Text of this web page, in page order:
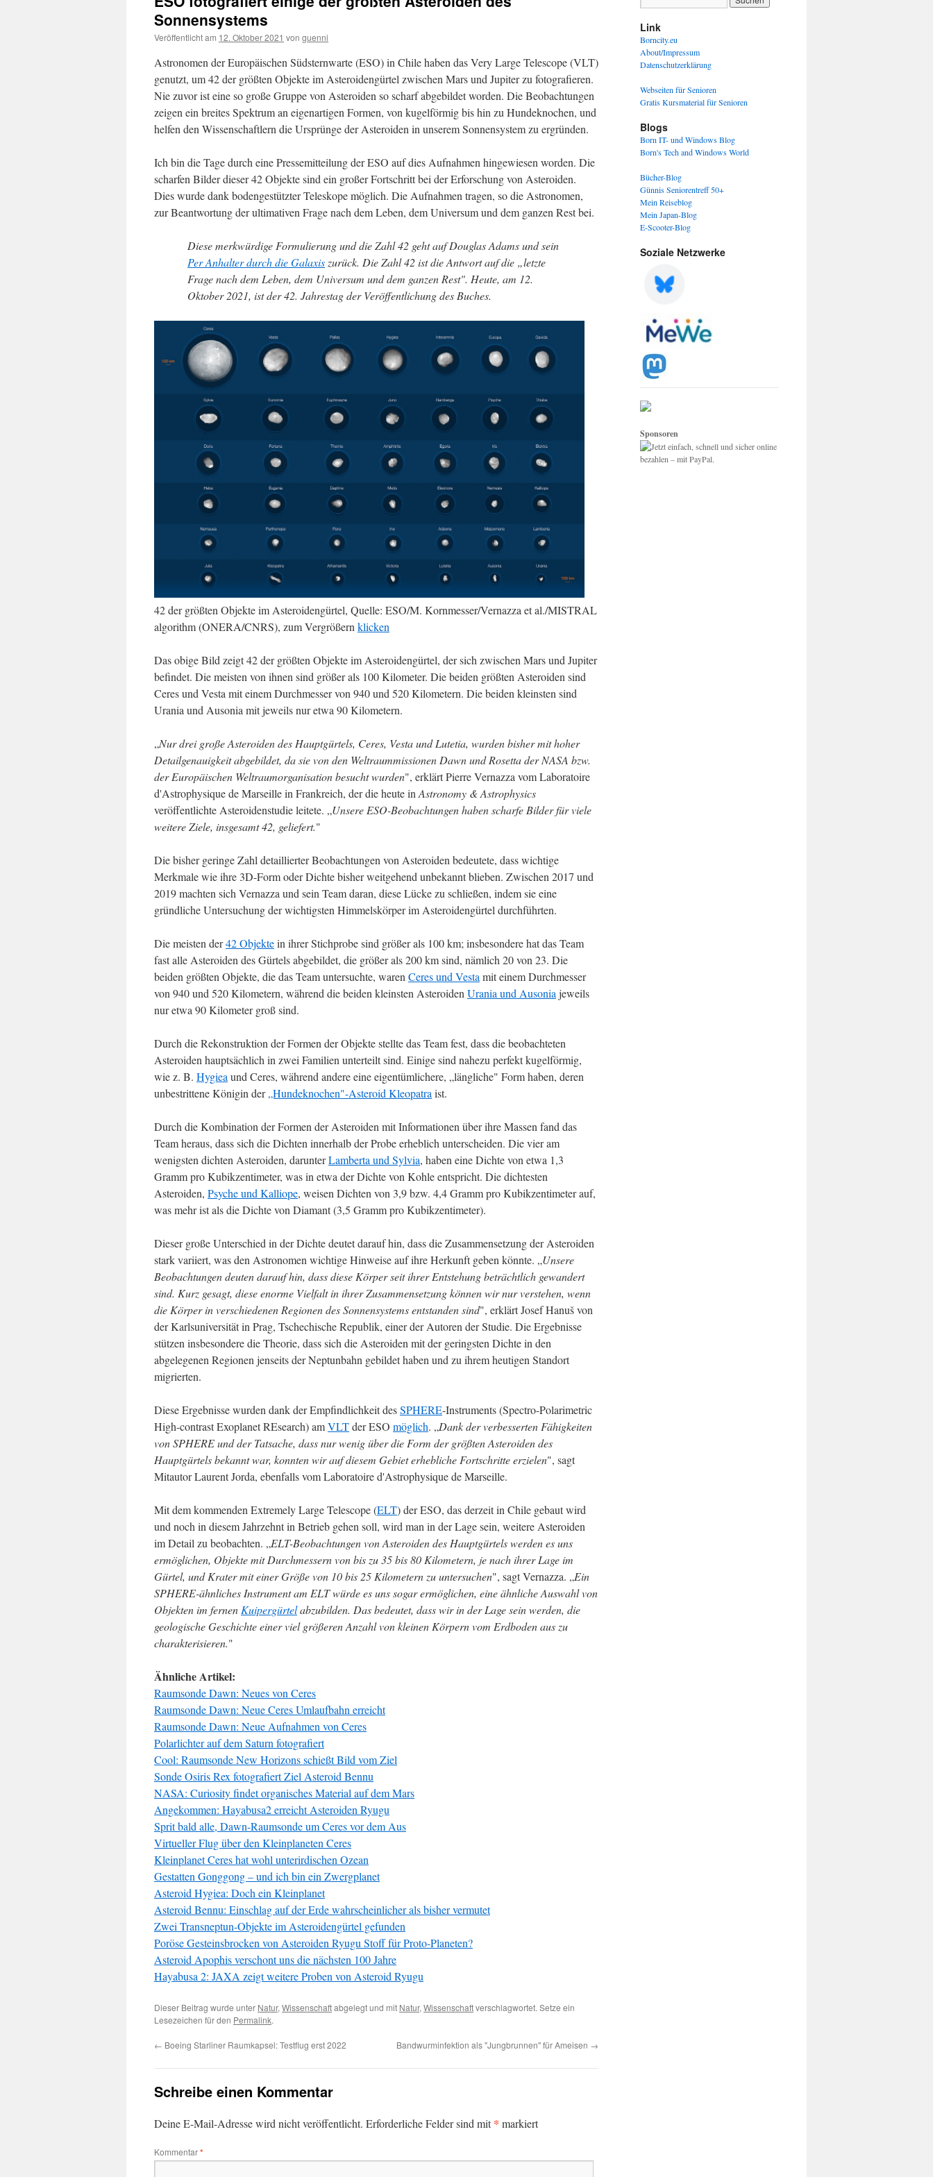
Sonnensystems
Veröffentlicht am 12. Oktober 2021 von guenni
Astronomen der Europäischen Südsternwarte (ESO) in Chile haben das Very Large Telescope (VLT)
genutzt, um 42 der größten Objekte im Asteroidengürtel zwischen Mars und Jupiter zu fotografieren.
Nie zuvor ist eine so große Gruppe von Asteroiden so scharf abgebildet worden. Die Beobachtungen
zeigen ein breites Spektrum an eigenartigen Formen, von kugelförmig bis hin zu Hundeknochen, und
helfen den Wissenschaftlern die Ursprünge der Asteroiden in unserem Sonnensystem zu ergründen.
Ich bin die Tage durch eine Pressemitteilung der ESO auf dies Aufnahmen hingewiesen worden. Die
scharfen Bilder dieser 42 Objekte sind ein großer Fortschritt bei der Erforschung von Asteroiden.
Dies wurde dank bodengestützter Teleskope möglich. Die Aufnahmen tragen, so die Astronomen,
zur Beantwortung der ultimativen Frage nach dem Leben, dem Universum und dem ganzen Rest bei.
Diese merkwürdige Formulierung und die Zahl 42 geht auf Douglas Adams und sein
Per Anhalter durch die Galaxis zurück. Die Zahl 42 ist die Antwort auf die „letzte
Frage nach dem Leben, dem Universum und dem ganzen Rest". Heute, am 12.
Oktober 2021, ist der 42. Jahrestag der Veröffentlichung des Buches.
42 der größten Objekte im Asteroidengürtel, Quelle: ESO/M. Kornmesser/Vernazza et al./MISTRAL
algorithm (ONERA/CNRS), zum Vergrößern klicken
Das obige Bild zeigt 42 der größten Objekte im Asteroidengürtel, der sich zwischen Mars und Jupiter
befindet. Die meisten von ihnen sind größer als 100 Kilometer. Die beiden größten Asteroiden sind
Ceres und Vesta mit einem Durchmesser von 940 und 520 Kilometern. Die beiden kleinsten sind
Urania und Ausonia mit jeweils nur etwa 90 Kilometern.
„Nur drei große Asteroiden des Hauptgürtels, Ceres, Vesta und Lutetia, wurden bisher mit hoher
Detailgenauigkeit abgebildet, da sie von den Weltraummissionen Dawn und Rosetta der NASA bzw.
der Europäischen Weltraumorganisation besucht wurden", erklärt Pierre Vernazza vom Laboratoire
d'Astrophysique de Marseille in Frankreich, der die heute in Astronomy & Astrophysics
veröffentlichte Asteroidenstudie leitete. „Unsere ESO-Beobachtungen haben scharfe Bilder für viele
weitere Ziele, insgesamt 42, geliefert."
Die bisher geringe Zahl detaillierter Beobachtungen von Asteroiden bedeutete, dass wichtige
Merkmale wie ihre 3D-Form oder Dichte bisher weitgehend unbekannt blieben. Zwischen 2017 und
2019 machten sich Vernazza und sein Team daran, diese Lücke zu schließen, indem sie eine
gründliche Untersuchung der wichtigsten Himmelskörper im Asteroidengürtel durchführten.
Die meisten der42 Objektein ihrer Stichprobe sind größer als 100 km; insbesondere hat das Team
fast alle Asteroiden des Gürtels abgebildet, die größer als 200 km sind, nämlich 20 von 23. Die
beiden größten Objekte, die das Team untersuchte, waren Ceres und Vesta mit einem Durchmesser
von 940 und 520 Kilometern, während die beiden kleinsten Asteroiden Urania und Ausonia jeweils
nur etwa 90 Kilometer groß sind.
Durch die Rekonstruktion der Formen der Objekte stellte das Team fest, dass die beobachteten
Asteroiden hauptsächlich in zwei Familien unterteilt sind. Einige sind nahezu perfekt kugelförmig,
wie z. B. Hygiea und Ceres, während andere eine eigentümlichere, „längliche" Form haben, deren
unbestrittene Königin der„Hundeknochen"-Asteroid Kleopatra ist.
Durch die Kombination der Formen der Asteroiden mit Informationen über ihre Massen fand das
Team heraus, dass sich die Dichten innerhalb der Probe erheblich unterscheiden. Die vier am
wenigsten dichten Asteroiden, darunterLamberta und Sylvia, haben eine Dichte von etwa 1,3
Gramm pro Kubikzentimeter, was in etwa der Dichte von Kohle entspricht. Die dichtesten
Asteroiden, Psyche und Kalliope, weisen Dichten von 3,9 bzw. 4,4 Gramm pro Kubikzentimeter auf,
was mehr ist als die Dichte von Diamant (3,5 Gramm pro Kubikzentimeter).
Dieser große Unterschied in der Dichte deutet darauf hin, dass die Zusammensetzung der Asteroiden
stark variiert, was den Astronomen wichtige Hinweise auf ihre Herkunft geben könnte. „Unsere
Beobachtungen deuten darauf hin, dass diese Körper seit ihrer Entstehung beträchtlich gewandert
sind. Kurz gesagt, diese enorme Vielfalt in ihrer Zusammensetzung können wir nur verstehen, wenn
die Körper in verschiedenen Regionen des Sonnensystems entstanden sind", erklärt Josef Hanuš von
der Karlsuniversität in Prag, Tschechische Republik, einer der Autoren der Studie. Die Ergebnisse
stützen insbesondere die Theorie, dass sich die Asteroiden mit der geringsten Dichte in den
abgelegenen Regionen jenseits der Neptunbahn gebildet haben und zu ihrem heutigen Standort
migrierten.
Diese Ergebnisse wurden dank der Empfindlichkeit desSPHERE-Instruments (Spectro-Polarimetric
High-contrast Exoplanet REsearch) amVLTder ESO möglich. „Dank der verbesserten Fähigkeiten
von SPHERE und der Tatsache, dass nur wenig über die Form der größten Asteroiden des
Hauptgürtels bekannt war, konnten wir auf diesem Gebiet erhebliche Fortschritte erzielen", sagt
Mitautor Laurent Jorda, ebenfalls vom Laboratoire d'Astrophysique de Marseille.
Mit dem kommenden Extremely Large Telescope (ELT) der ESO, das derzeit in Chile gebaut wird
und noch in diesem Jahrzehnt in Betrieb gehen soll, wird man in der Lage sein, weitere Asteroiden
im Detail zu beobachten. „ELT-Beobachtungen von Asteroiden des Hauptgürtels werden es uns
ermöglichen, Objekte mit Durchmessern von bis zu 35 bis 80 Kilometern, je nach ihrer Lage im
Gürtel, und Krater mit einer Größe von 10 bis 25 Kilometern zu untersuchen", sagt Vernazza. „Ein
SPHERE-ähnliches Instrument am ELT würde es uns sogar ermöglichen, eine ähnliche Auswahl von
Objekten im fernen Kuipergürtelabzubilden. Das bedeutet, dass wir in der Lage sein werden, die
geologische Geschichte einer viel größeren Anzahl von kleinen Körpern vom Erdboden aus zu
charakterisieren."
Ähnliche Artikel:
Raumsonde Dawn: Neues von Ceres
Raumsonde Dawn: Neue Ceres Umlaufbahn erreicht
Raumsonde Dawn: Neue Aufnahmen von Ceres
Polarlichter auf dem Saturn fotografiert
Cool: Raumsonde New Horizons schießt Bild vom Ziel
Sonde Osiris Rex fotografiert Ziel Asteroid Bennu
NASA: Curiosity findet organisches Material auf dem Mars
Angekommen: Hayabusa2 erreicht Asteroiden Ryugu
Sprit bald alle, Dawn-Raumsonde um Ceres vor dem Aus
Virtueller Flug über den Kleinplaneten Ceres
Kleinplanet Ceres hat wohl unterirdischen Ozean
Gestatten Gonggong – und ich bin ein Zwergplanet
Asteroid Hygiea: Doch ein Kleinplanet
Asteroid Bennu: Einschlag auf der Erde wahrscheinlicher als bisher vermutet
Zwei Transneptun-Objekte im Asteroidengürtel gefunden
Poröse Gesteinsbrocken von Asteroiden Ryugu Stoff für Proto-Planeten?
Asteroid Apophis verschont uns die nächsten 100 Jahre
Hayabusa 2: JAXA zeigt weitere Proben von Asteroid Ryugu
Dieser Beitrag wurde unter Natur, Wissenschaftabgelegt und mit Natur, Wissenschaftverschlagwortet. Setze ein
Lesezeichen für den Permalink.
← Boeing Starliner Raumkapsel: Testflug erst 2022 Bandwurminfektion als "Jungbrunnen" für Ameisen →
Schreibe einen Kommentar
Deine E-Mail-Adresse wird nicht veröffentlicht. Erforderliche Felder sind mit* markiert
Kommentar*
Link
Borncity.eu
About/Impressum
Datenschutzerklärung
Webseiten für Senioren
Gratis Kursmaterial für Senioren
Blogs
Born IT- und Windows Blog
Born's Tech and Windows World
Bücher-Blog
Günnis Seniorentreff 50+
Mein Reiseblog
Mein Japan-Blog
E-Scooter-Blog
Soziale Netzwerke
Sponsoren